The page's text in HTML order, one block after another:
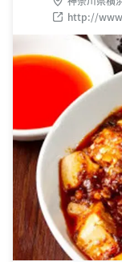
http://